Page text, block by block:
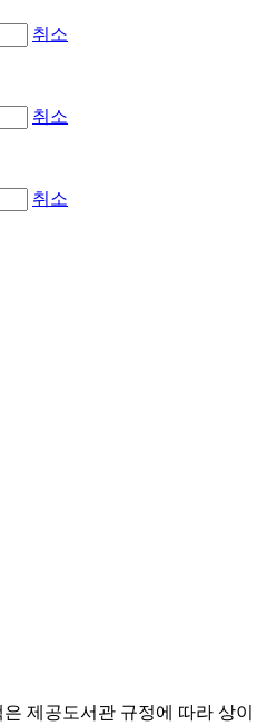
취소
취소
취소
제공도서관 규정에 따라 상이